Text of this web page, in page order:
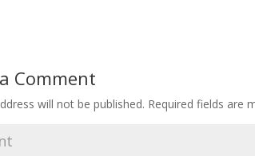
Comment
will not be published. Required fields are